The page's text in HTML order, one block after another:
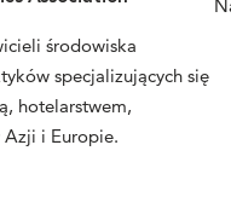
środowiska
specjalizujących się
hotelarstwem,
i Europie.